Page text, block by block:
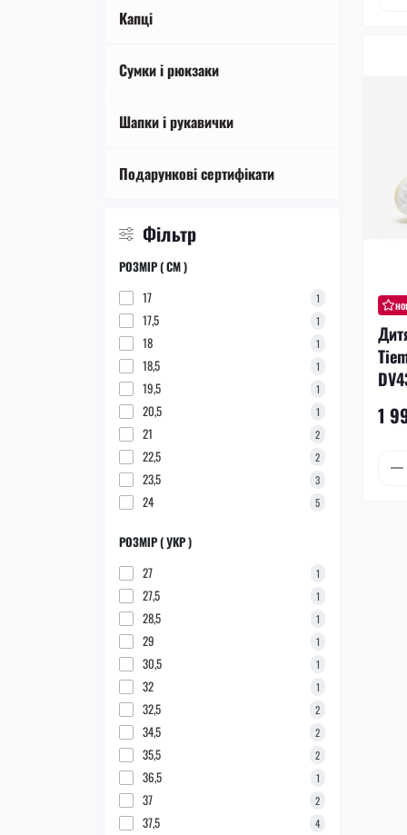
Тренувальний інвентар
Футболки
Капці
Сумки і рюкзаки
Шапки і рукавички
Подарункові сертифікати
Фільтр
РОЗМІР ( СМ )
17
1
17,5 1
18 1
18,5 1
19,5 1
20,5 1
21 2
22,5 2
23,5 3
24 5
РОЗМІР ( УКР )
27
1
27,5 1
28,5 1
29 1
30,5 1
32 1
32,5 2
34,5 2
35,5 2
36,5 1
37 2
37,5 4
1